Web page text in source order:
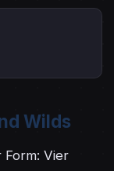
Wilds
Vier